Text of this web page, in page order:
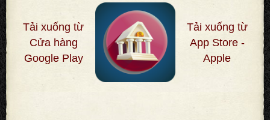
Tải xuống từ
Cửa hàng
Google Play
Tải xuống từ
App Store -
Apple